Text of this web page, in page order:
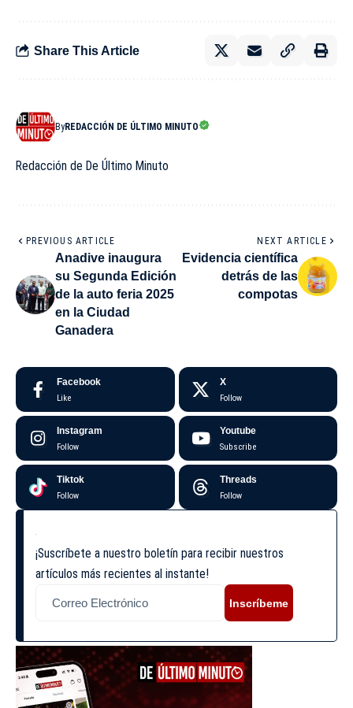
Share This Article
ByREDACCIÓN DE ÚLTIMO MINUTO
Redacción de De Último Minuto
PREVIOUS ARTICLE
Anadive inaugura
su Segunda Edición
de la auto feria 2025
en la Ciudad
Ganadera
NEXT ARTICLE
Evidencia científica
detrás de las
compotas
Facebook
Like
X
Follow
Instagram
Follow
Youtube
Subscribe
Tiktok
Follow
Threads
Follow
¡Suscríbete a nuestro boletín para recibir nuestros
artículos más recientes al instante!
Inscríbeme